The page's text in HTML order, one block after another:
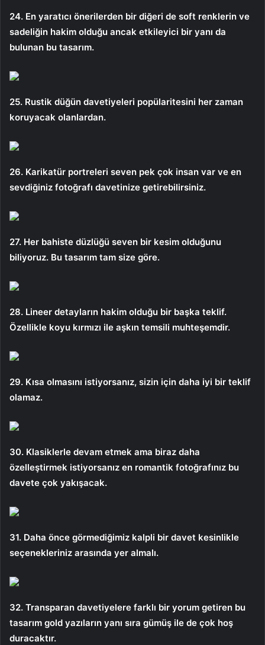
24. En yaratıcı önerilerden bir diğeri de soft renklerin ve
sadeliğin hakim olduğu ancak etkileyici bir yanı da
bulunan bu tasarım.
25. Rustik düğün davetiyeleri popülaritesini her zaman
koruyacak olanlardan.
26. Karikatür portreleri seven pek çok insan var ve en
sevdiğiniz fotoğrafı davetinize getirebilirsiniz.
27. Her bahiste düzlüğü seven bir kesim olduğunu
biliyoruz. Bu tasarım tam size göre.
28. Lineer detayların hakim olduğu bir başka teklif.
Özellikle koyu kırmızı ile aşkın temsili muhteşemdir.
29. Kısa olmasını istiyorsanız, sizin için daha iyi bir teklif
olamaz.
30. Klasiklerle devam etmek ama biraz daha
özelleştirmek istiyorsanız en romantik fotoğrafınız bu
davete çok yakışacak.
31. Daha önce görmediğimiz kalpli bir davet kesinlikle
seçenekleriniz arasında yer almalı.
32. Transparan davetiyelere farklı bir yorum getiren bu
tasarım gold yazıların yanı sıra gümüş ile de çok hoş
duracaktır.